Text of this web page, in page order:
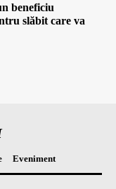
beneficiu
slăbit care va
Eveniment